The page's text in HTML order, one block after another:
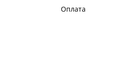
Оплата